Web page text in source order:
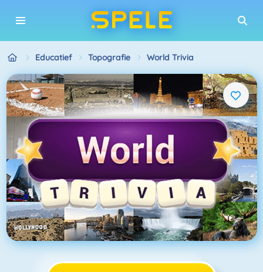
Educatief Topografie World Trivia